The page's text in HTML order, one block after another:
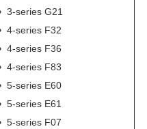
3-series G21
4-series F32
4-series F36
4-series F83
5-series E60
5-series E61
5-series F07